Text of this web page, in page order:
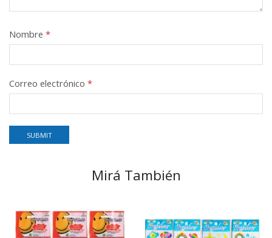
Nombre *
Correo electrónico *
Mirá También